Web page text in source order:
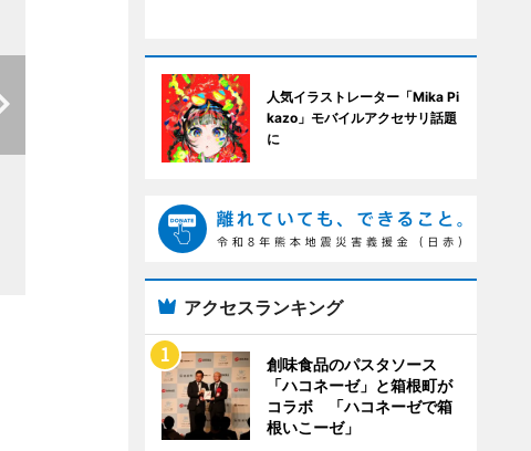
人気イラストレーター「Mika Pi
kazo」モバイルアクセサリ話題
に
アクセスランキング
創味食品のパスタソース
「ハコネーゼ」と箱根町が
コラボ 「ハコネーゼで箱
根いこーゼ」